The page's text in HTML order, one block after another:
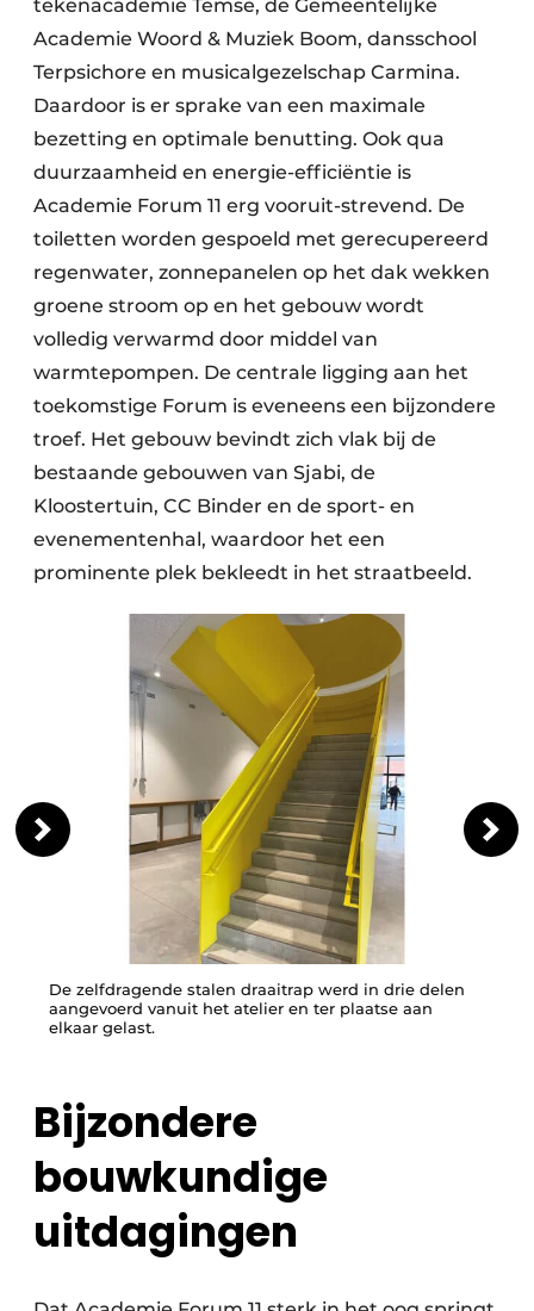
tekenacademie Temse, de Gemeentelijke
Academie Woord & Muziek Boom, dansschool
Terpsichore en musicalgezelschap Carmina.
Daardoor is er sprake van een maximale
bezetting en optimale benutting. Ook qua
duurzaamheid en energie-efficiëntie is
Academie Forum 11 erg vooruit-strevend. De
toiletten worden gespoeld met gerecupereerd
regenwater, zonnepanelen op het dak wekken
groene stroom op en het gebouw wordt
volledig verwarmd door middel van
warmtepompen. De centrale ligging aan het
toekomstige Forum is eveneens een bijzondere
troef. Het gebouw bevindt zich vlak bij de
bestaande gebouwen van Sjabi, de
Kloostertuin, CC Binder en de sport- en
evenementenhal, waardoor het een
prominente plek bekleedt in het straatbeeld.
De zelfdragende stalen draaitrap werd in drie delen
aangevoerd vanuit het atelier en ter plaatse aan
elkaar gelast.
Bijzondere
bouwkundige
uitdagingen